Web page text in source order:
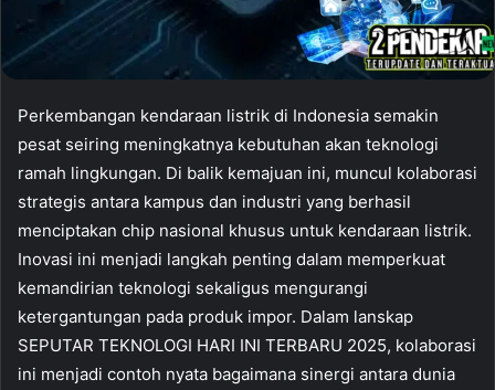
Perkembangan kendaraan listrik di Indonesia semakin
pesat seiring meningkatnya kebutuhan akan teknologi
ramah lingkungan. Di balik kemajuan ini, muncul kolaborasi
strategis antara kampus dan industri yang berhasil
menciptakan chip nasional khusus untuk kendaraan listrik.
Inovasi ini menjadi langkah penting dalam memperkuat
kemandirian teknologi sekaligus mengurangi
ketergantungan pada produk impor. Dalam lanskap
SEPUTAR TEKNOLOGI HARI INI TERBARU 2025, kolaborasi
ini menjadi contoh nyata bagaimana sinergi antara dunia